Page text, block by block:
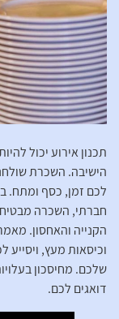
תכנון אירוע יכול
הישיבה. השכרת
לכם זמן, כסף ומתח.
חברתי, השכרה
הקנייה והאחסון.
וכיסאות מעץ,
שלכם. מחיסכון
דואגים לכם.